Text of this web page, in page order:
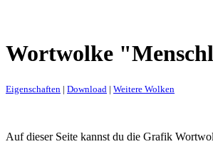
Wortwolke
Eigenschaften | Download | Weitere Wolken
Auf dieser Seite kannst du die Grafik